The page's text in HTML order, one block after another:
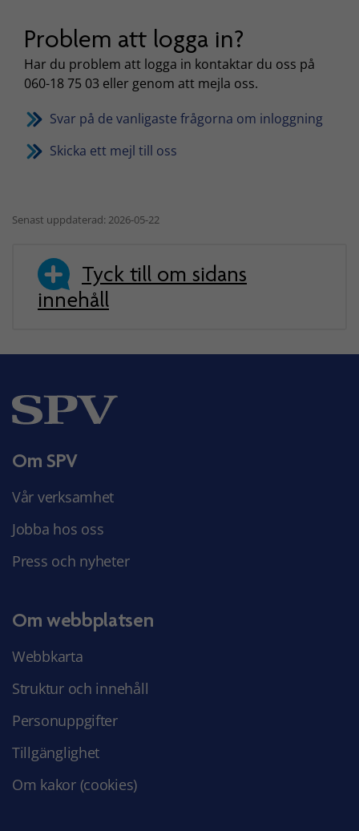
Problem att logga in?
Har du problem att logga in kontaktar du oss på
060-18 75 03 eller genom att mejla oss.
Svar på de vanligaste frågorna om inloggning
Skicka ett mejl till oss
Senast uppdaterad: 2026-05-22
Tyck till om sidans
innehåll
Om SPV
Vår verksamhet
Jobba hos oss
Press och nyheter
Om webbplatsen
Webbkarta
Struktur och innehåll
Personuppgifter
Tillgänglighet
Om kakor (cookies)